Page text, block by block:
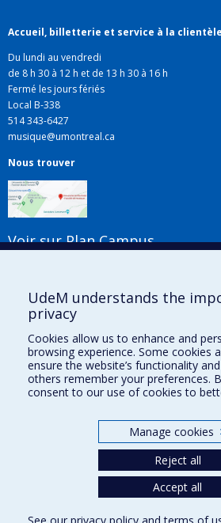
Accueil, billetterie et service à la
Du lundi au vendredi
de 8 h 30 à 12 h et de 13 h 30 à 16 h
Fermé les jours fériés
Local B-338
514 343-6427
musique@umontreal.ca
Nous trouver
Voir sur Plan Campus
Liens utiles
Plan du site
Accessibilité
Donner à la Faculté de musique
UdeM understands the
privacy
Cookies allow us to enhance and
browsing experience. Some cookies
ensure the website’s functionality
others remember your preferences.
consent to our use of cookies to
Manage cookies
Reject all
Accept all